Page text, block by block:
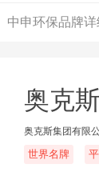
中申环保品牌
奥克斯
奥克斯集团有限
世界名牌